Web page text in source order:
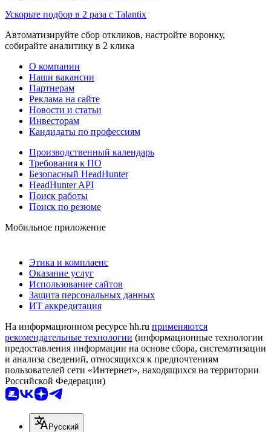
Ускорьте подбор в 2 раза с Talantix
Автоматизируйте сбор откликов, настройте воронку,
собирайте аналитику в 2 клика
О компании
Наши вакансии
Партнерам
Реклама на сайте
Новости и статьи
Инвесторам
Кандидаты по профессиям
Производственный календарь
Требования к ПО
Безопасный HeadHunter
HeadHunter API
Поиск работы
Поиск по резюме
Мобильное приложение
Этика и комплаенс
Оказание услуг
Использование сайтов
Защита персональных данных
ИТ аккредитация
На информационном ресурсе hh.ru применяются
рекомендательные технологии (информационные технологии
предоставления информации на основе сбора, систематизации
и анализа сведений, относящихся к предпочтениям
пользователей сети «Интернет», находящихся на территории
Российской Федерации)
Русский